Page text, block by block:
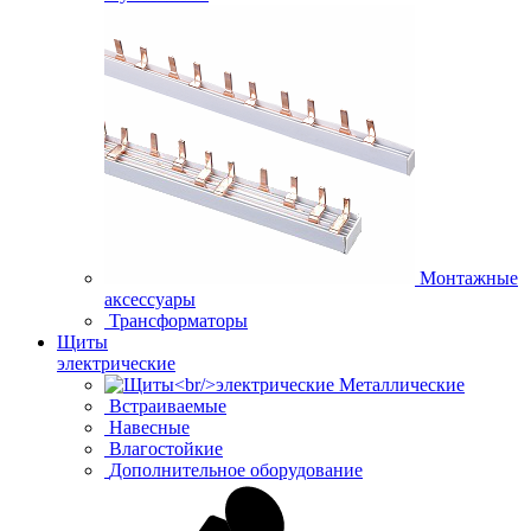
Монтажные
аксессуары
Трансформаторы
Щиты
электрические
Металлические
Встраиваемые
Навесные
Влагостойкие
Дополнительное оборудование